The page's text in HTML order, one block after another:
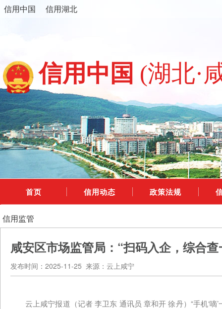
信用中国 信用湖北
信用中国 (湖北·
首页 信用动态 政策法规
信用监管
咸安区市场监管局：“扫码入企，综合
发布时间：2025-11-25 来源：云上咸宁
云上咸宁报道（记者 李卫东 通讯员 章和开 徐丹）“手机‘